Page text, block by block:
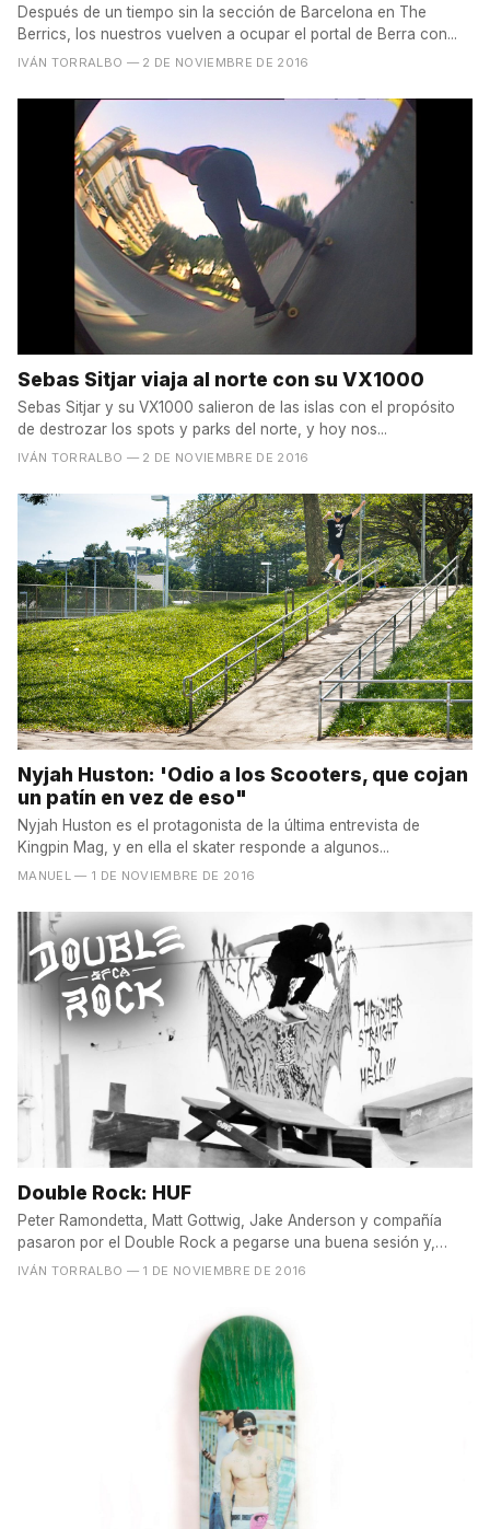
Después de un tiempo sin la sección de Barcelona en The
Berrics, los nuestros vuelven a ocupar el portal de Berra con...
IVÁN TORRALBO — 2 DE NOVIEMBRE DE 2016
Sebas Sitjar viaja al norte con su VX1000
Sebas Sitjar y su VX1000 salieron de las islas con el propósito
de destrozar los spots y parks del norte, y hoy nos...
IVÁN TORRALBO — 2 DE NOVIEMBRE DE 2016
Nyjah Huston: 'Odio a los Scooters, que cojan
un patín en vez de eso"
Nyjah Huston es el protagonista de la última entrevista de
Kingpin Mag, y en ella el skater responde a algunos...
MANUEL — 1 DE NOVIEMBRE DE 2016
Double Rock: HUF
Peter Ramondetta, Matt Gottwig, Jake Anderson y compañía
pasaron por el Double Rock a pegarse una buena sesión y,
cómo...
IVÁN TORRALBO — 1 DE NOVIEMBRE DE 2016